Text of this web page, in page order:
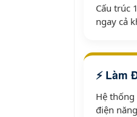
Cấu trúc
ngay cả
⚡ Làm
Hệ
điện